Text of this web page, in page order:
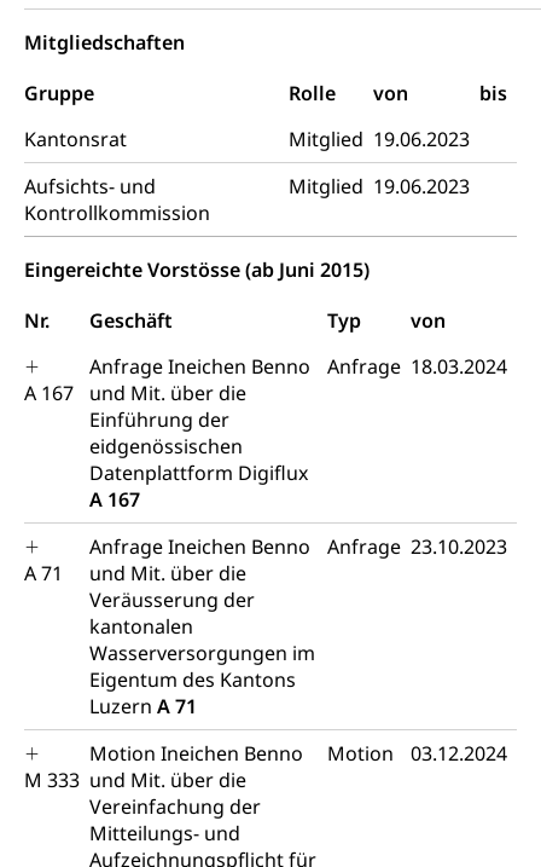
Mitgliedschaften
Gruppe
Rolle von
bis
Kantonsrat
Mitglied 19.06.2023
Aufsichts- und
Kontrollkommission
Mitglied 19.06.2023
Eingereichte Vorstösse (ab Juni 2015)
Nr.
Geschäft Typ von
A 167
Anfrage Ineichen Benno
und Mit. über die
Einführung der
eidgenössischen
Datenplattform Digiflux
A 167
Anfrage 18.03.2024
A 71
Anfrage Ineichen Benno
und Mit. über die
Veräusserung der
kantonalen
Wasserversorgungen im
Eigentum des Kantons
Luzern A 71
Anfrage 23.10.2023
M 333
Motion Ineichen Benno
und Mit. über die
Vereinfachung der
Mitteilungs- und
Aufzeichnungspflicht für
Motion 03.12.2024
kulturelles Angebot, Kulturerbe, kulturelles Erbe,
Förderung, Kulturausschreibungen, Kulturpreis,
Bildende Kunst, Angewandte Kunst, Theater/Tanz,
Musik, Entwicklung, Programmbeiträge,
Filmförderung, Regionale Förderfonds,
Werkankäufe, Kunstankäufe, Kunst und Bau, Schule
und Kultur, Kulturgesuche, Kulturvermittlung
Kulturförderung und Vermittlung
Angebote für Schulklassen
Zentralschweizer Filmförderung
Mobilität
Schiene und öffentlicher Verkehr
Schienenverkehr, Zugverkehr, Bahnverkehr,
Transportmittel, öffentlicher Verkehr
Verkehrsverbund Luzern VVL
Öffentlicher Verkehr Luzern Mobil
Schifffahrt
Schiffsverkehr, Binnenschifffahrt, Seeschifffahrt,
Flussschifffahrt
Schifffahrt (Strassenverkehrsamt)
Strasse
Autoverkehr, Lastwagenverkehr, Schwerverkehr,
leistungsabhängige Schwerverkehrsabgabe,
Langsamverkehr, Transportmittel, Auto, Motorrad,
Individualverkehr
zentras (Betrieb und Unterhalt LU, OW, NW,
ZG)
Strassenverkehrsamt
Persönliches